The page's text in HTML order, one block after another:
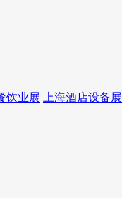
饮业展 上海酒店设备展